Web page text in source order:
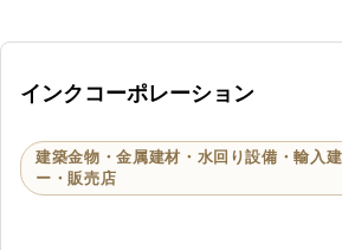
インクコーポレーション
建築金物・金属建材・水回り設備・輸入
ー・販売店